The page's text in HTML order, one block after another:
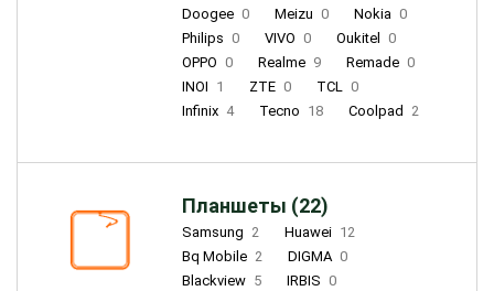
Doogee 0 Meizu 0 Nokia 0
Philips 0 VIVO 0 Oukitel
0
OPPO 0 Realme 9 Remade 0
INOI 1 ZTE 0 TCL 0
Infinix 4 Tecno 18 Coolpad 2
Планшеты (22)
Samsung 2 Huawei 12
Bq Mobile 2 DIGMA 0
Blackview 5 IRBIS 0